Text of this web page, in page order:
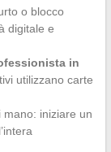
o blocco
digitale e
in
utilizzano carte
iniziare un